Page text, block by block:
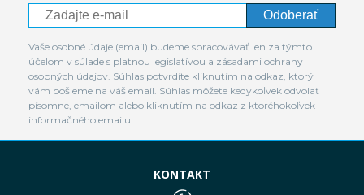
Odoberať
Vaše osobné údaje (email) budeme spracovávať len za týmto
účelom v súlade s platnou legislatívou a zásadami ochrany
osobných údajov. Súhlas potvrdíte kliknutím na odkaz, ktorý
vám pošleme na váš email. Súhlas môžete kedykoľvek odvolať
písomne, emailom alebo kliknutím na odkaz z ktoréhokoľvek
informačného emailu.
KONTAKT